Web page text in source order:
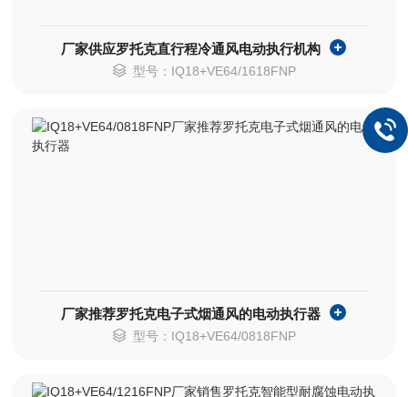
厂家供应罗托克直行程冷通风电动执行机构
型号：IQ18+VE64/1618FNP
厂家推荐罗托克电子式烟通风的电动执行器
型号：IQ18+VE64/0818FNP